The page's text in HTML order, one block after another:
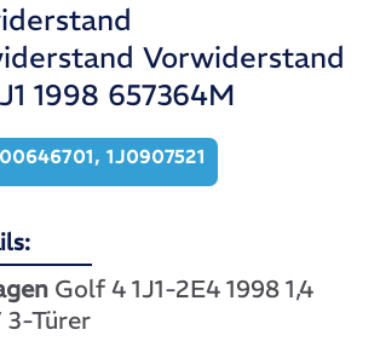
Vorwiderstand
1998 657364M
1J0907521
Golf 4 1J1-2E4 1998 1,4
3-Türer